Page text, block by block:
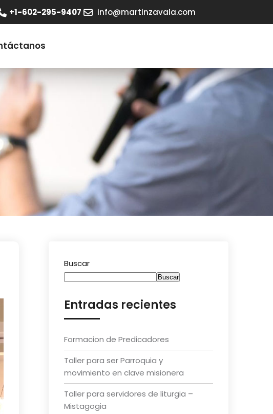
+1-602-295-9407 info@martinzavala.com
Buscar
Buscar
Entradas recientes
Formacion de Predicadores
Taller para ser Parroquia y
movimiento en clave misionera
Taller para servidores de liturgia –
Mistagogia